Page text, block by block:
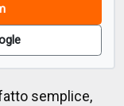
semplice,